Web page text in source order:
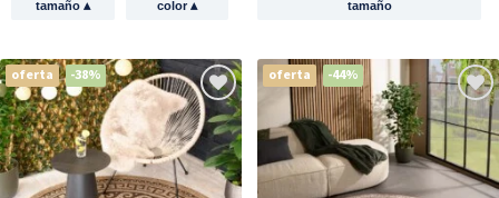
tamaño ▴ color▴ tamaño
oferta -38% oferta -44%